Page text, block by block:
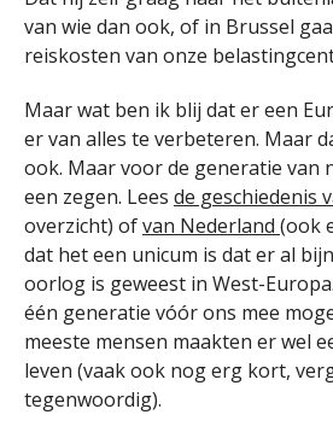
van wie dan ook, of in Brussel
reiskosten van onze
Maar wat ben ik blij dat er een
er van alles te verbeteren. Maar
ook. Maar voor de generatie van
een zegen. Lees de geschiedenis
overzicht) ofvan Nederland (ook
dat het een unicum is dat er al
oorlog is geweest in West-
één generatie vóór ons mee
meeste mensen maakten er wel
leven (vaak ook nog erg kort,
tegenwoordig).